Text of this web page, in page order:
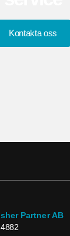
Kontakta oss
Partner AB